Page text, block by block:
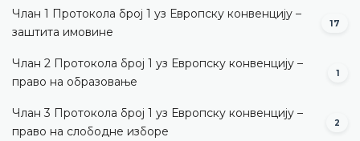
Члан 1 Протокола број 1 уз Европску конвенцију –
заштита имовине
17
Члан 2 Протокола број 1 уз Европску конвенцију –
право на образовање
1
Члан 3 Протокола број 1 уз Европску конвенцију –
право на слободне изборе
2